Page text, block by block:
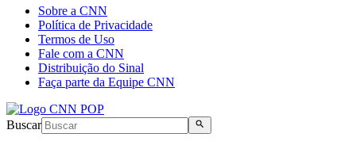
Sobre a CNN
Política de Privacidade
Termos de Uso
Fale com a CNN
Distribuição do Sinal
Faça parte da Equipe CNN
Buscar